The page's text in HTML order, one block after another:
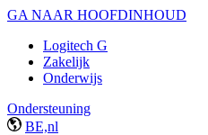
GA NAAR HOOFDINHOUD
Logitech G
Zakelijk
Onderwijs
Ondersteuning
BE,nl